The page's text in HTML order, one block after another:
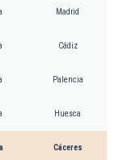
Madrid
Cádiz
Palencia
Huesca
Cáceres